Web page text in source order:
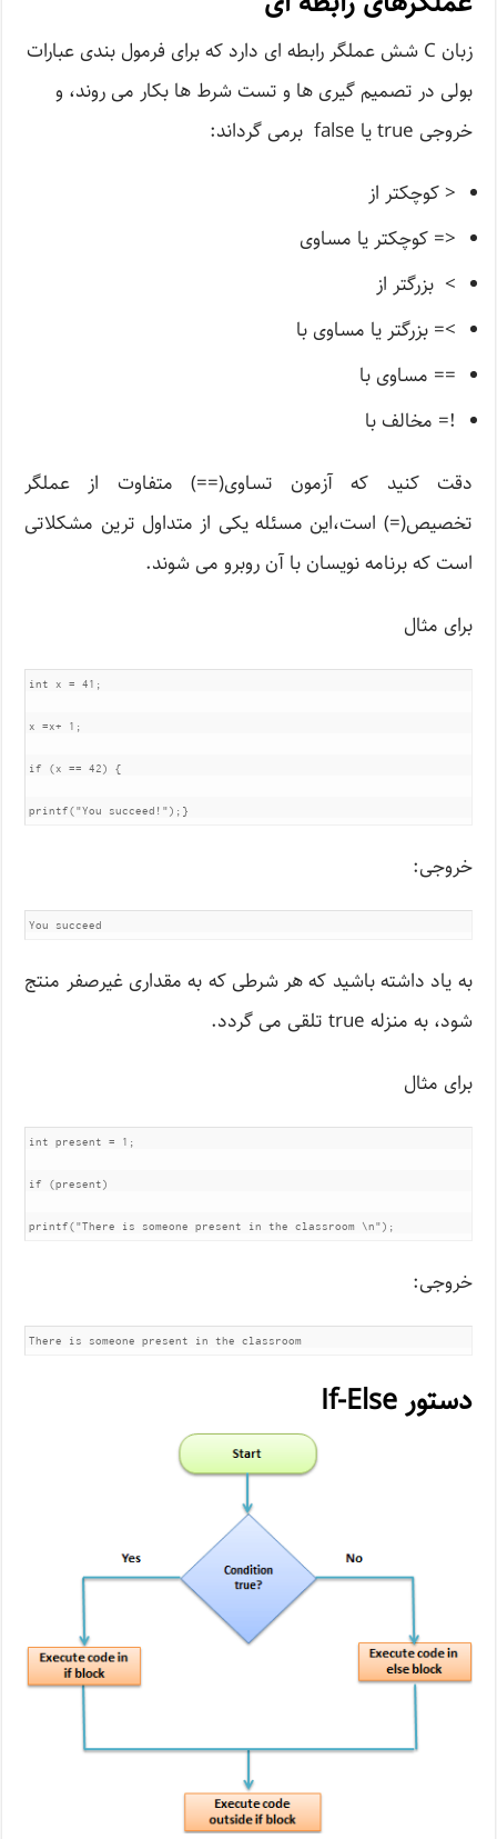
زبان C شش عملگر رابطه ای دارد که برای فرمول بندی عبارات
بولی در تصمیم گیری ها و تست شرط ها بکار می روند، و
خروجی true یا false برمی گرداند:
< کوچکتر از
<= کوچکتر یا مساوی
> بزرگتر از
>= بزرگتر یا مساوی با
== مساوی با
!= مخالف با
دقت کنید که آزمون تساوی(==) متفاوت از عملگر
تخصیص(=) است،این مسئله یکی از متداول ترین مشکلاتی
است که برنامه نویسان با آن روبرو می شوند.
برای مثال
int x = 41;
x =x+ 1;
if (x == 42) {
printf("You succeed!");}
خروجی:
You succeed
به یاد داشته باشید که هر شرطی که به مقداری غیرصفر منتج
شود، به منزله true تلقی می گردد.
برای مثال
int present = 1;
if (present)
printf("There is someone present in the classroom \n");
خروجی:
There is someone present in the classroom
دستور If-Else